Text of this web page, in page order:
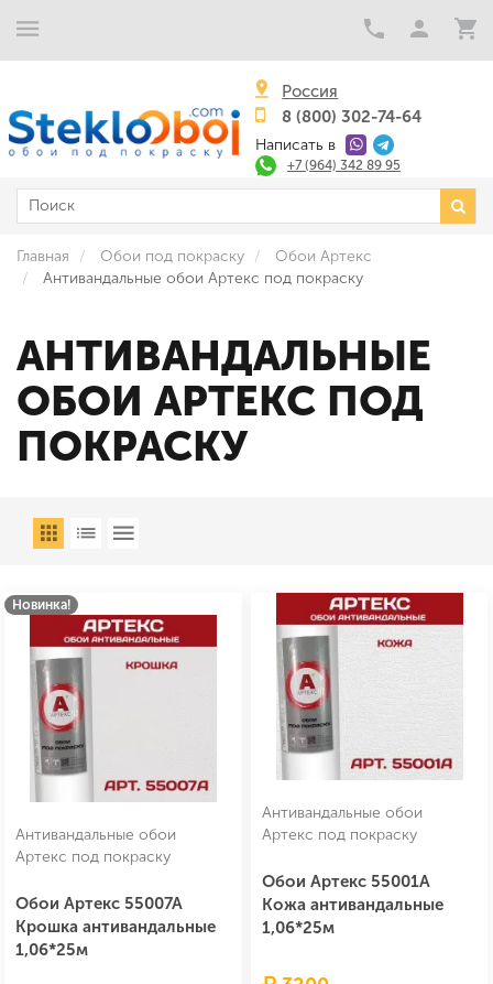
Россия
8 (800) 302-74-64
Написать в
+7 (964) 342 89 95
Главная Обои под покраску
Обои Артекс
Антивандальные обои Артекс под покраску
АНТИВАНДАЛЬНЫЕ
ОБОИ АРТЕКС ПОД
ПОКРАСКУ
Новинка!
Антивандальные обои
Артекс под покраску
Обои Артекс 55007А
Крошка антивандальные
1,06*25м
Антивандальные обои
Артекс под покраску
Обои Артекс 55001А
Кожа антивандальные
1,06*25м